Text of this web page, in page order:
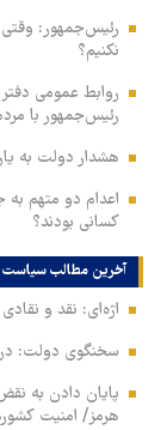
رئیس‌جمهور: وقتی
نکنیم؟
روابط عمومی
رئیس‌جمهور با
هشدار دولت به
اعدام دو متهم
کسانی بودند؟
آخرین مطالب سیاست
اژه‌ای: نقد و
سخنگوی دولت: در
پایان دادن به
هرمز/ امنیت